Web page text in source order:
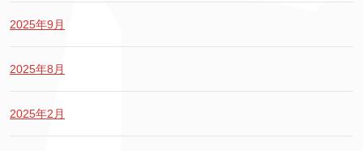
2025年9月
2025年8月
2025年2月